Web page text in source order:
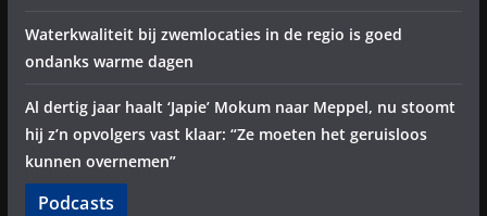
Waterkwaliteit bij zwemlocaties in de regio is goed
ondanks warme dagen
Al dertig jaar haalt ‘Japie’ Mokum naar Meppel, nu stoomt
hij z’n opvolgers vast klaar: “Ze moeten het geruisloos
kunnen overnemen”
Podcasts